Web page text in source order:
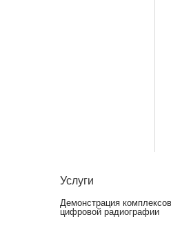
Услуги
Демонстрация комплексов
цифровой радиографии